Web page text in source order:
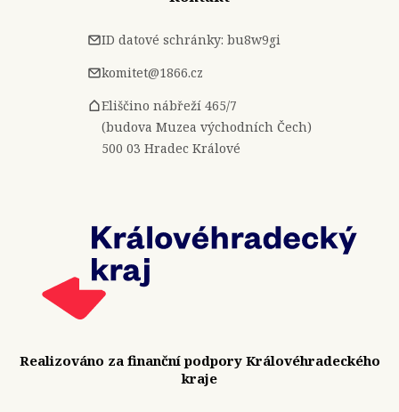
ID datové schránky: bu8w9gi
komitet@1866.cz
Eliščino nábřeží 465/7
(budova Muzea východních Čech)
500 03 Hradec Králové
Realizováno za finanční podpory Královéhradeckého
kraje